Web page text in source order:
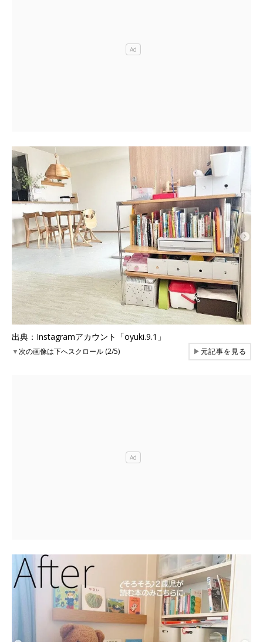
出典：Instagramアカウント「oyuki.9.1」
▼次の画像は下へスクロール (2/5) ▶元記事を見る